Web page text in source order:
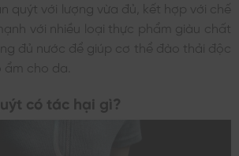
quýt với lượng vừa đủ, kết hợp với chế
với nhiều loại thực phẩm giàu chất
đủ nước để giúp cơ thể đào thải độc
cho da.
có tác hại gì?